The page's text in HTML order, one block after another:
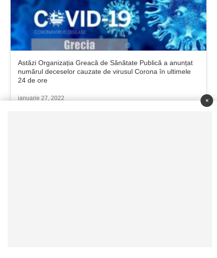
Astăzi Organizația Greacă de Sănătate Publică a anunțat
numărul deceselor cauzate de virusul Corona în ultimele
24 de ore
ianuarie 27, 2022 ×